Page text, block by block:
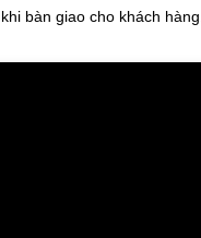
bàn giao cho khách hàng.